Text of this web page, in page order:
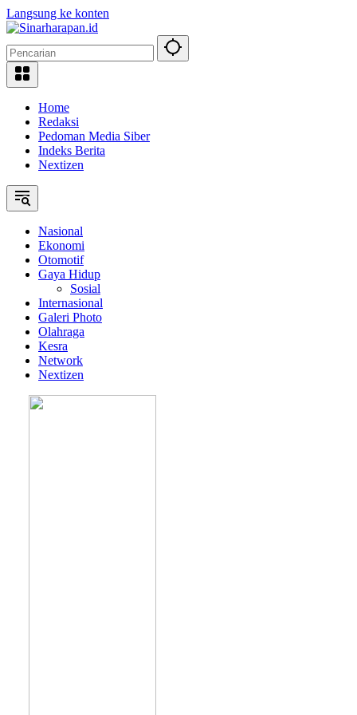
Langsung ke konten
Home
Redaksi
Pedoman Media Siber
Indeks Berita
Nextizen
Nasional
Ekonomi
Otomotif
Gaya Hidup
Sosial
Internasional
Galeri Photo
Olahraga
Kesra
Network
Nextizen